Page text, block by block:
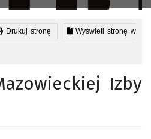
Drukuj stronę Wyświetl stronę w
Izby